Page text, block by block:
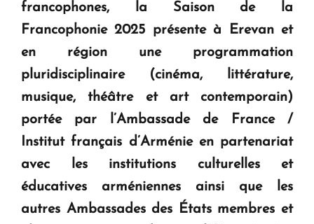
KASA : 30 ans d'audace, de résilience et d'avenir
en Arménie
Le premier hôtel Hyatt Regency d'Arménie
ouvrira ses portes à Dilijan
francophones, la Saison de la
Francophonie 2025 présente à Erevan et
en région une programmation
pluridisciplinaire (cinéma, littérature,
musique, théâtre et art contemporain)
portée par l’Ambassade de France /
Institut français d’Arménie en partenariat
avec les institutions culturelles et
éducatives arméniennes ainsi que les
autres Ambassades des États membres et